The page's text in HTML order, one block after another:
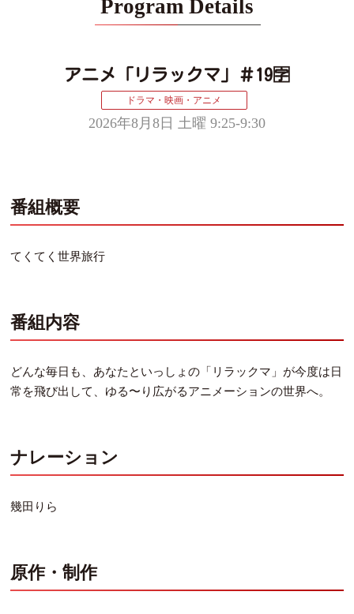
Program Details
アニメ「リラックマ」＃19🈑
ドラマ・映画・アニメ
2026年8月8日 土曜 9:25-9:30
番組概要
てくてく世界旅行
番組内容
どんな毎日も、あなたといっしょの「リラックマ」が今度は日
常を飛び出して、ゆる〜り広がるアニメーションの世界へ。
ナレーション
幾田りら
原作・制作